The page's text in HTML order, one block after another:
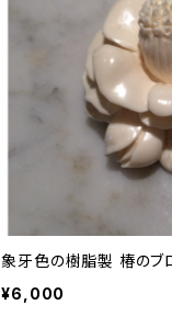
象牙色の樹脂製 椿のブ
¥6,000